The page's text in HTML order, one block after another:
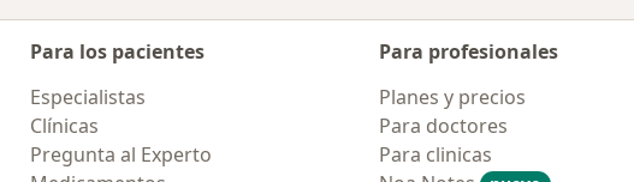
Para los pacientes
Especialistas
Clínicas
Pregunta al Experto
Para profesionales
Planes y precios
Para doctores
Para clinicas